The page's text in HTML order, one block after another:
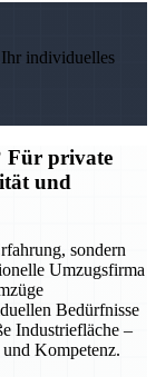
Ihr individuelles
Für private
und
sondern
Umzugsfirma
Bedürfnisse
Industriefläche –
Kompetenz.